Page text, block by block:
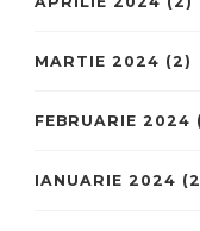
MARTIE 2024 (2)
FEBRUARIE 2024
IANUARIE 2024